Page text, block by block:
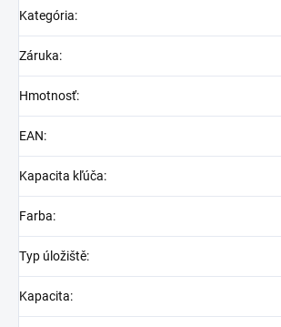
Kategória:
Záruka:
Hmotnosť:
EAN:
Kapacita kľúča:
Farba:
Typ úložiště:
Kapacita: